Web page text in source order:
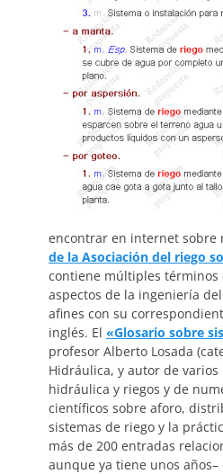
encontrar en internet sobre
de la Asociación del riego
contiene múltiples términos
aspectos de la ingeniería
afines con su
inglés. El «Glosario sobre
profesor Alberto Losada
Hidráulica, y autor de
hidráulica y riegos y de
científicos sobre aforo,
sistemas de riego y la
más de 200 entradas
aunque ya tiene unos